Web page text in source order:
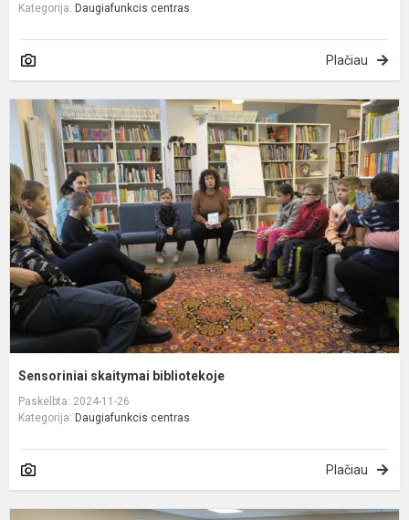
Kategorija: Daugiafunkcis centras
Plačiau
Sensoriniai skaitymai bibliotekoje
Paskelbta: 2024-11-26
Kategorija: Daugiafunkcis centras
Plačiau